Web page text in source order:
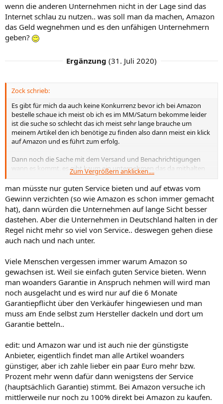
wenn die anderen Unternehmen nicht in der Lage sind das
Internet schlau zu nutzen.. was soll man da machen, Amazon
das Geld wegnehmen und es den unfähigen Unternehmern
geben?
Ergänzung (31. Juli 2020)
Zock schrieb:
Es gibt für mich da auch keine Konkurrenz bevor ich bei Amazon
bestelle schaue ich meist ob ich es im MM/Saturn bekomme leider
ist die suche so schlecht das ich meist sehr lange brauche um
meinem Artikel den ich benötige zu finden also dann meist ein klick
auf Amazon und es führt zum erfolg.
Dann noch die Sache mit dem Versand und Benachrichtigungen
wann es kommt, es gibt kaum ein unternehmen das da mithalten
kann ganz zu schweigen von der Rückgabe ist auch absolut
Konkurrenzlos.
Es ist Schade das andere Unternehmen es nicht schaffen auch nur
ansatzweise da mitzuhalten.
Zum Vergrößern anklicken....
man müsste nur guten Service bieten und auf etwas vom
Gewinn verzichten (so wie Amazon es schon immer gemacht
hat), dann würden die Unternehmen auf lange Sicht besser
dastehen. Aber die Unternehmen in Deutschland halten in der
Regel nicht mehr so viel von Service.. deswegen gehen diese
auch nach und nach unter.
Viele Menschen vergessen immer warum Amazon so
gewachsen ist. Weil sie einfach guten Service bieten. Wenn
man woanders Garantie in Anspruch nehmen will wird man
noch ausgelacht und es wird nur auf die 6 Monate
Garantiepflicht über den Verkäufer hingewiesen und man
muss am Ende selbst zum Hersteller dackeln und dort um
Garantie betteln..
edit: und Amazon war und ist auch nie der günstigste
Anbieter, eigentlich findet man alle Artikel woanders
günstiger, aber ich zahle lieber ein paar Euro mehr bzw.
Prozent mehr wenn dafür dann wenigstens der Service
(hauptsächlich Garantie) stimmt. Bei Amazon versuche ich
mittlerweile nur noch zu 100% direkt bei Amazon zu kaufen.